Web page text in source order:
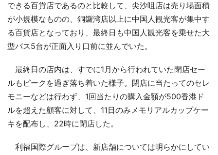
できる百貨店であるのと比較して、尖沙咀店は売り場面積
が小規模なものの、銅鑼湾店以上に中国人観光客が集中す
る百貨店となっており、最終日も中国人観光客を乗せた大
型バス5台が正面入り口前に並んでいた。
最終日の店内は、すでに1月から行われていた閉店セー
ルもピークを過ぎ落ち着いた様子。閉店に当たってのセレ
モニーなどは行わず、1回当たりの購入金額が500香港ド
ルを超えた顧客に対して、11日のみメモリアルカップケー
キを配布し、22時に閉店した。
利福国際グループは、新店舗については明らかにしてい